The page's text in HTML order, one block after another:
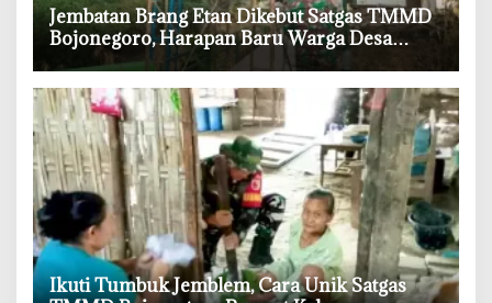
‎Jembatan Brang Etan Dikebut Satgas TMMD
Bojonegoro, Harapan Baru Warga Desa
Kesongo
‎Ikuti Tumbuk Jemblem, Cara Unik Satgas